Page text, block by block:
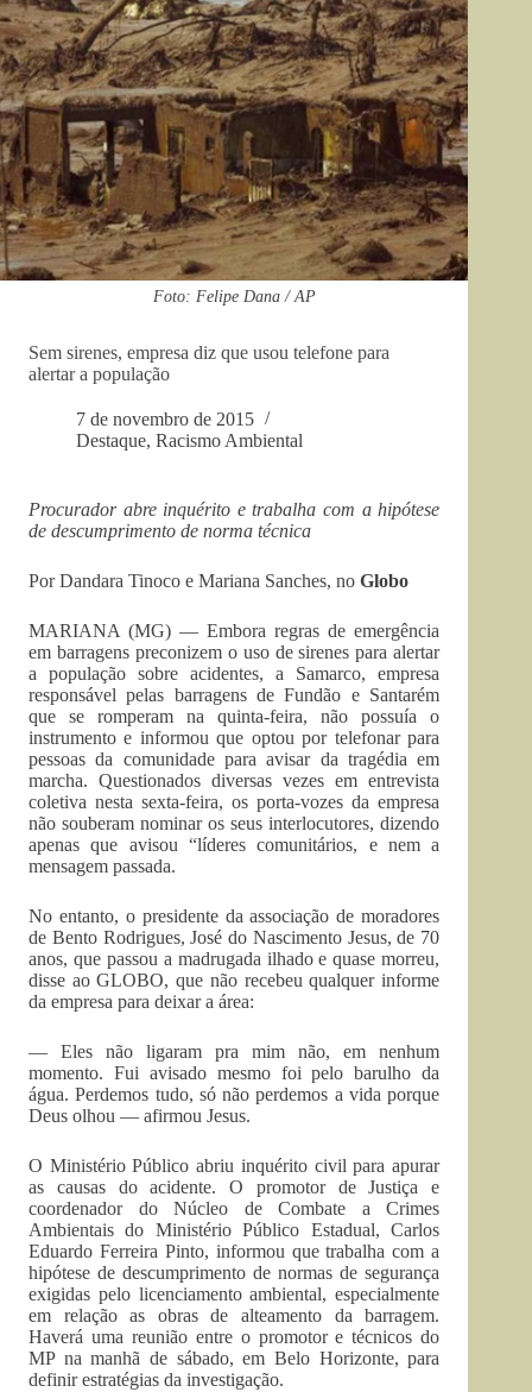
Foto: Felipe Dana / AP
Sem sirenes, empresa diz que usou telefone para
alertar a população
7 de novembro de 2015
Destaque, Racismo Ambiental
Procurador abre inquérito e trabalha com a hipótese
de descumprimento de norma técnica
Por Dandara Tinoco e Mariana Sanches, no Globo
MARIANA (MG) — Embora regras de emergência
em barragens preconizem o uso de sirenes para alertar
a população sobre acidentes, a Samarco, empresa
responsável pelas barragens de Fundão e Santarém
que se romperam na quinta-feira, não possuía o
instrumento e informou que optou por telefonar para
pessoas da comunidade para avisar da tragédia em
marcha. Questionados diversas vezes em entrevista
coletiva nesta sexta-feira, os porta-vozes da empresa
não souberam nominar os seus interlocutores, dizendo
apenas que avisou “líderes comunitários, e nem a
mensagem passada.
No entanto, o presidente da associação de moradores
de Bento Rodrigues, José do Nascimento Jesus, de 70
anos, que passou a madrugada ilhado e quase morreu,
disse ao GLOBO, que não recebeu qualquer informe
da empresa para deixar a área:
— Eles não ligaram pra mim não, em nenhum
momento. Fui avisado mesmo foi pelo barulho da
água. Perdemos tudo, só não perdemos a vida porque
Deus olhou — afirmou Jesus.
O Ministério Público abriu inquérito civil para apurar
as causas do acidente. O promotor de Justiça e
coordenador do Núcleo de Combate a Crimes
Ambientais do Ministério Público Estadual, Carlos
Eduardo Ferreira Pinto, informou que trabalha com a
hipótese de descumprimento de normas de segurança
exigidas pelo licenciamento ambiental, especialmente
em relação as obras de alteamento da barragem.
Haverá uma reunião entre o promotor e técnicos do
MP na manhã de sábado, em Belo Horizonte, para
definir estratégias da investigação.